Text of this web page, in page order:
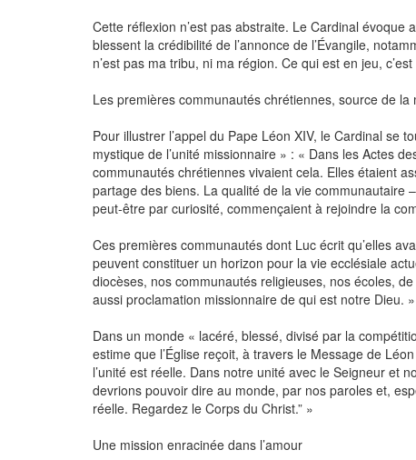
Cette réflexion n’est pas abstraite. Le Cardinal
blessent la crédibilité de l’annonce de l’Évangile,
n’est pas ma tribu, ni ma région. Ce qui est en jeu,
Les premières communautés chrétiennes, source de la
Pour illustrer l’appel du Pape Léon XIV, le Cardinal se
mystique de l’unité missionnaire » : « Dans les Actes
communautés chrétiennes vivaient cela. Elles étaient
partage des biens. La qualité de la vie communautaire
peut‑être par curiosité, commençaient à rejoindre la
Ces premières communautés dont Luc écrit qu’elles
peuvent constituer un horizon pour la vie ecclésiale
diocèses, nos communautés religieuses, nos écoles,
aussi proclamation missionnaire de qui est notre Dieu. »
Dans un monde « lacéré, blessé, divisé par la
estime que l’Église reçoit, à travers le Message de
l’unité est réelle. Dans notre unité avec le Seigneur et
devrions pouvoir dire au monde, par nos paroles et,
réelle. Regardez le Corps du Christ.” »
Une mission enracinée dans l’amour